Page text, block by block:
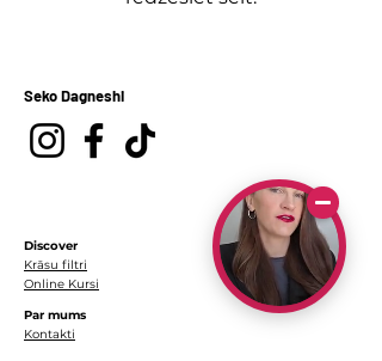
Seko Dagneshi
Discover
Krāsu filtri
Online Kursi
Par mums
Kontakti